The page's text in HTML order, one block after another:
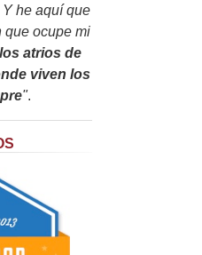
he aquí que
que ocupe mi
atrios de
viven los
".